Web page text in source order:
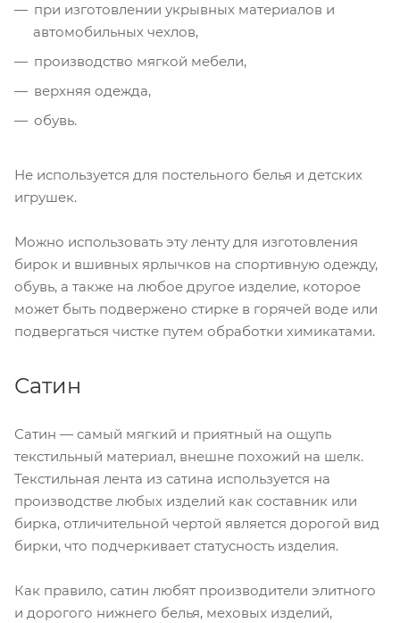
при изготовлении укрывных материалов и
автомобильных чехлов,
производство мягкой мебели,
верхняя одежда,
обувь.
Не используется для постельного белья и детских
игрушек.
Можно использовать эту ленту для изготовления
бирок и вшивных ярлычков на спортивную одежду,
обувь, а также на любое другое изделие, которое
может быть подвержено стирке в горячей воде или
подвергаться чистке путем обработки химикатами.
Сатин
Сатин — самый мягкий и приятный на ощупь
текстильный материал, внешне похожий на шелк.
Текстильная лента из сатина используется на
производстве любых изделий как составник или
бирка, отличительной чертой является дорогой вид
бирки, что подчеркивает статусность изделия.
Как правило, сатин любят производители элитного
и дорогого нижнего белья, меховых изделий,